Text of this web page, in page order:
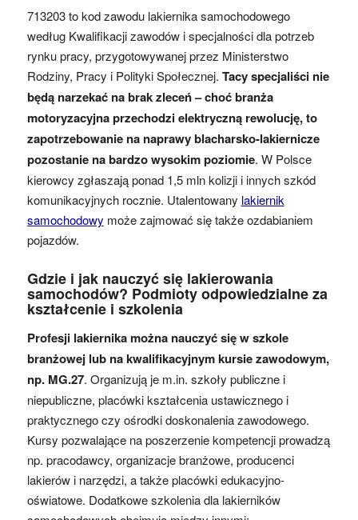
713203 to kod zawodu lakiernika samochodowego
według Kwalifikacji zawodów i specjalności dla potrzeb
rynku pracy, przygotowywanej przez Ministerstwo
Rodziny, Pracy i Polityki Społecznej. Tacy specjaliści nie
będą narzekać na brak zleceń – choć branża
motoryzacyjna przechodzi elektryczną rewolucję, to
zapotrzebowanie na naprawy blacharsko-lakiernicze
pozostanie na bardzo wysokim poziomie. W Polsce
kierowcy zgłaszają ponad 1,5 mln kolizji i innych szkód
komunikacyjnych rocznie. Utalentowany lakiernik
samochodowy może zajmować się także ozdabianiem
pojazdów.
Gdzie i jak nauczyć się lakierowania
samochodów? Podmioty odpowiedzialne za
kształcenie i szkolenia
Profesji lakiernika można nauczyć się w szkole
branżowej lub na kwalifikacyjnym kursie zawodowym,
np. MG.27. Organizują je m.in. szkoły publiczne i
niepubliczne, placówki kształcenia ustawicznego i
praktycznego czy ośrodki doskonalenia zawodowego.
Kursy pozwalające na poszerzenie kompetencji prowadzą
np. pracodawcy, organizacje branżowe, producenci
lakierów i narzędzi, a także placówki edukacyjno-
oświatowe. Dodatkowe szkolenia dla lakierników